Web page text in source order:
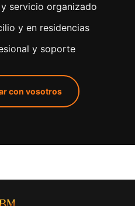
servicio organizado
y en residencias
y soporte
con vosotros